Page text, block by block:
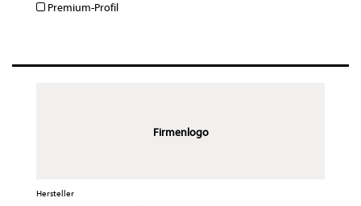
Premium-Profil
Firmenlogo
Hersteller